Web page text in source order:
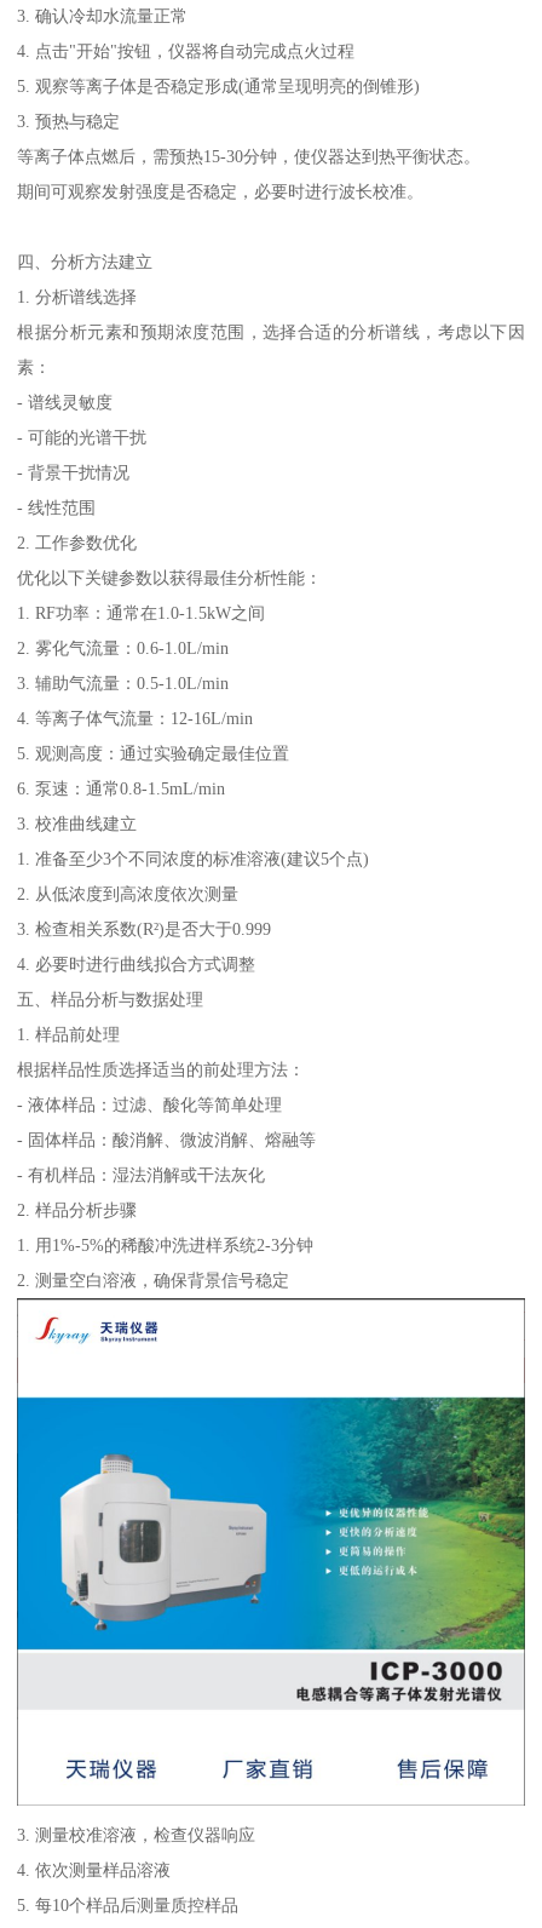
3. 确认冷却水流量正常
4. 点击"开始"按钮，仪器将自动完成点火过程
5. 观察等离子体是否稳定形成(通常呈现明亮的倒锥形)
3. 预热与稳定
等离子体点燃后，需预热15-30分钟，使仪器达到热平衡状态。
期间可观察发射强度是否稳定，必要时进行波长校准。
四、分析方法建立
1. 分析谱线选择
根据分析元素和预期浓度范围，选择合适的分析谱线，考虑以下因
素：
- 谱线灵敏度
- 可能的光谱干扰
- 背景干扰情况
- 线性范围
2. 工作参数优化
优化以下关键参数以获得最佳分析性能：
1. RF功率：通常在1.0-1.5kW之间
2. 雾化气流量：0.6-1.0L/min
3. 辅助气流量：0.5-1.0L/min
4. 等离子体气流量：12-16L/min
5. 观测高度：通过实验确定最佳位置
6. 泵速：通常0.8-1.5mL/min
3. 校准曲线建立
1. 准备至少3个不同浓度的标准溶液(建议5个点)
2. 从低浓度到高浓度依次测量
3. 检查相关系数(R²)是否大于0.999
4. 必要时进行曲线拟合方式调整
五、样品分析与数据处理
1. 样品前处理
根据样品性质选择适当的前处理方法：
- 液体样品：过滤、酸化等简单处理
- 固体样品：酸消解、微波消解、熔融等
- 有机样品：湿法消解或干法灰化
2. 样品分析步骤
1. 用1%-5%的稀酸冲洗进样系统2-3分钟
2. 测量空白溶液，确保背景信号稳定
3. 测量校准溶液，检查仪器响应
4. 依次测量样品溶液
5. 每10个样品后测量质控样品